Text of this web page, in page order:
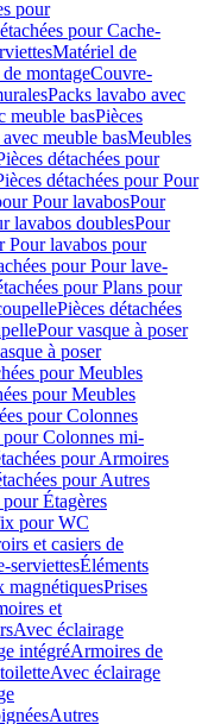
pour
pour Cache-
Matériel de
montageCouvre-
Packs lavabo avec
meuble basPièces
meuble basMeubles
détachées pour
détachées pour Pour
Pour lavabosPour
lavabos doublesPour
Pour lavabos pour
pour Pour lave-
pour Plans pour
Pièces détachées
Pour vasque à poser
à poser
pour Meubles
pour Meubles
pour Colonnes
pour Colonnes mi-
pour Armoires
pour Autres
pour Étagères
pour WC
et casiers de
serviettesÉléments
magnétiquesPrises
et
Avec éclairage
intégréArmoires de
Avec éclairage
Autres